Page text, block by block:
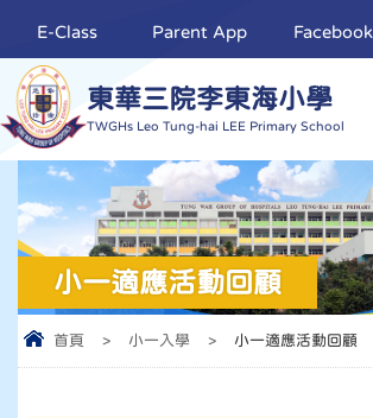
東華三院李東海小學
TWGHs Leo Tung-hai LEE Primary School
E-Class Parent App Facebook
小一適應活動回顧
首頁 > 小一入學 > 小一適應活動回顧